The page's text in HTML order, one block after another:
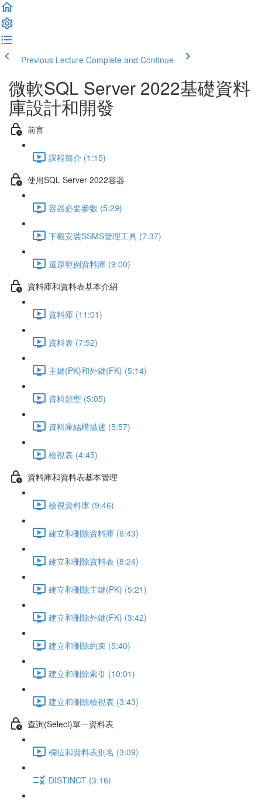
Previous Lecture Complete and Continue
微軟SQL Server 2022基礎資料
庫設計和開發
前言
課程簡介 (1:15)
使用SQL Server 2022容器
容器必要參數 (5:29)
下載安裝SSMS管理工具 (7:37)
還原範例資料庫 (9:00)
資料庫和資料表基本介紹
資料庫 (11:01)
資料表 (7:52)
主鍵(PK)和外鍵(FK) (5:14)
資料類型 (5:05)
資料庫結構描述 (5:57)
檢視表 (4:45)
資料庫和資料表基本管理
檢視資料庫 (9:46)
建立和刪除資料庫 (6:43)
建立和刪除資料表 (8:24)
建立和刪除主鍵(PK) (5:21)
建立和刪除外鍵(FK) (3:42)
建立和刪除約束 (5:40)
建立和刪除索引 (10:01)
建立和刪除檢視表 (3:43)
查詢(Select)單一資料表
欄位和資料表別名 (3:09)
DISTINCT (3:16)